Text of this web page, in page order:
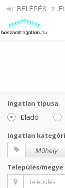
BELÉPÉS
Ingatlan típusa
Eladó
Ingatlan
Műhely
Település/megye